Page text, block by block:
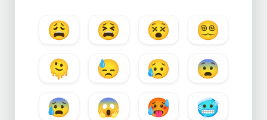
😩 😫 😵
😵‍💫
🫠
😓 😥
😨
😰
😱 🥵
🥶